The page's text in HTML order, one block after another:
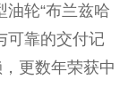
油轮“布兰兹哈
可靠的交付记
更数年荣获中